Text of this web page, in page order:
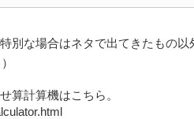
別な場合はネタで出てきたもの以
算計算機はこちら。